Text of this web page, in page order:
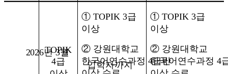
2026년 3월
입학자까지
TOPIK
4급
① TOPIK 3급
이상
② 강원대학교
한국어연수과정 4급반
① TOPIK 3급
이상
② 강원대학교
한국어연수과정 4